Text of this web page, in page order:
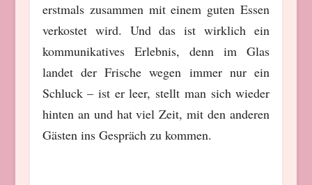
erstmals zusammen mit einem guten Essen
verkostet wird. Und das ist wirklich ein
kommunikatives Erlebnis, denn im Glas
landet der Frische wegen immer nur ein
Schluck – ist er leer, stellt man sich wieder
hinten an und hat viel Zeit, mit den anderen
Gästen ins Gespräch zu kommen.